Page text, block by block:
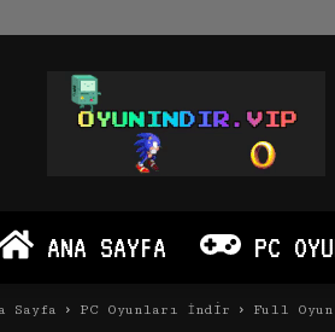
Oyun
İndir
PC
Android
ANA SAYFA PC
Sayfa PC Oyunları İndir Full